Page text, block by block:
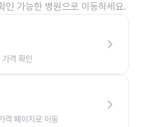
인 가능한 병원으로 이동하세요.
격 확인
격 페이지로 이동